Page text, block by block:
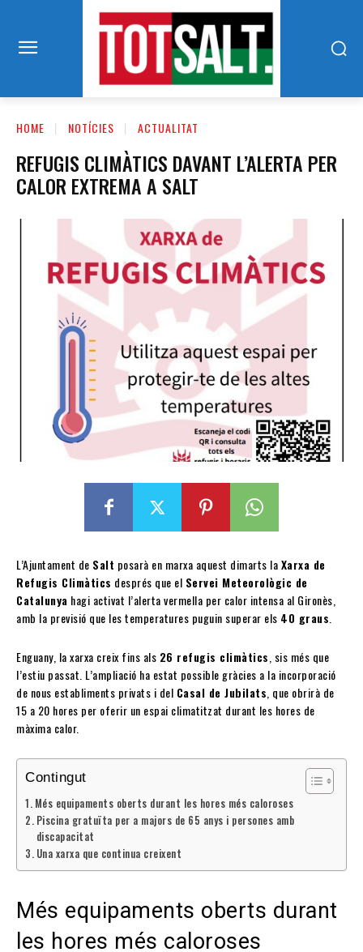
HOME NOTÍCIES ACTUALITAT
REFUGIS CLIMÀTICS DAVANT L’ALERTA PER
CALOR EXTREMA A SALT
L’Ajuntament de Salt posarà en marxa aquest dimarts laXarxa de
Refugis Climàtics després que el Servei Meteorològic de
Catalunya hagi activat l’alerta vermella per calor intensa al Gironès,
amb la previsió que les temperatures puguin superar els 40 graus.
Enguany, la xarxa creix fins als 26 refugis climàtics, sis més que
l’estiu passat. L’ampliació ha estat possible gràcies a la incorporació
de nous establiments privats i del Casal de Jubilats, que obrirà de
15 a 20 hores per oferir un espai climatitzat durant les hores de
màxima calor.
Contingut
Més equipaments oberts durant les hores més caloroses
Piscina gratuïta per a majors de 65 anys i persones amb
discapacitat
Una xarxa que continua creixent
Més equipaments oberts durant
les hores més caloroses